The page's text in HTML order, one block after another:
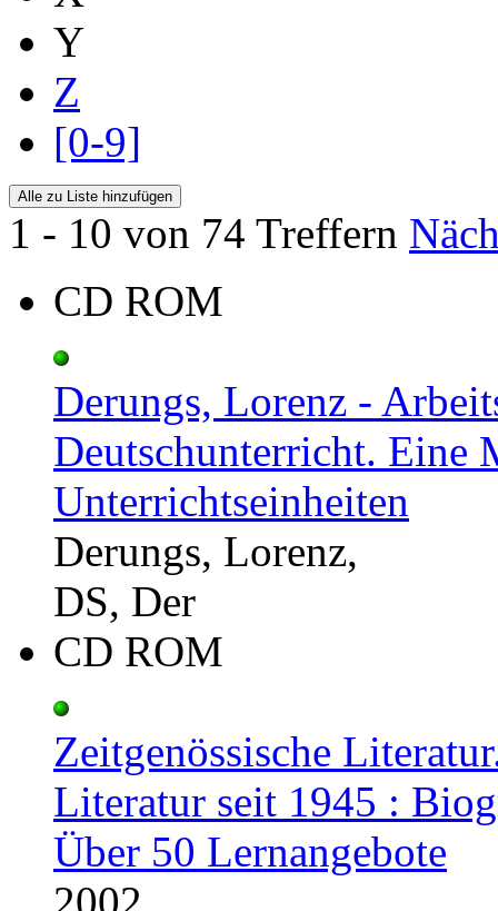
Y
Z
[0-9]
1 - 10 von 74 Treffern
CD ROM
Derungs, Lorenz -
Deutschunterricht. Eine
Unterrichtseinheiten
Derungs, Lorenz,
DS, Der
CD ROM
Zeitgenössische
Literatur seit 1945 :
Über 50 Lernangebote